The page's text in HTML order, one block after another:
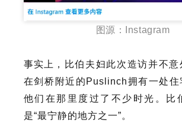
图源：Instagram
事实上，
比伯夫妇此次造访并不意
在剑桥附近的Puslinch拥有一处住
他们在那里度过了不少时光。比
是“最宁静的地方之一”。